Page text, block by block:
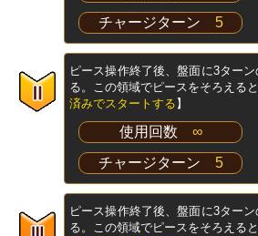
チャージターン 5
ピース操作終了後、盤面に3ターン
る。この領域でピースをそろえる
済みでスタートする 】
使用回数 ∞
チャージターン 5
ピース操作終了後、盤面に3ターン
る。この領域でピースをそろえる